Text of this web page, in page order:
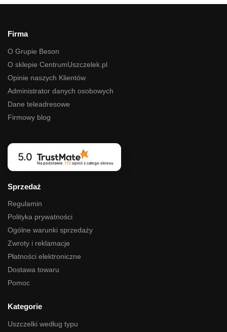
Firma
O Grupie Beson
O sklepie CentrumUszczelek.pl
Opinie naszych Klientów
Administrator danych osobowych
Dane teleadresowe
Firmowy blog
5.0
Na podstawie 173opinii z całego okresu
Sprzedaż
Regulamin
Polityka prywatności
Ogólne warunki sprzedaży
Zwroty i reklamacje
Płatności elektroniczne
Dostawa towaru
Pomoc
Kategorie
Uszczelki według typu